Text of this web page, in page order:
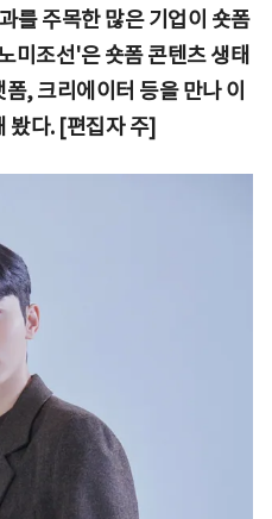
를 주목한 많은 기업이 숏폼
미조선'은 숏폼 콘텐츠 생태
, 크리에이터 등을 만나 이
봤다. [편집자 주]